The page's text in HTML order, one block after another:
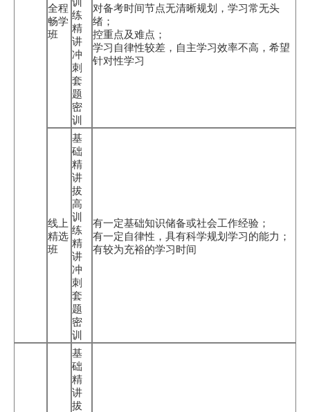
全程
畅学
班
练
精
讲
冲
刺
套
题
密
训
对备考时间节点无清晰规划，学习常无头
绪；
控重点及难点；
学习自律性较差，自主学习效率不高，希望
针对性学习
线上
精选
班
基
础
精
讲
拔
高
训
练
精
讲
冲
刺
套
题
密
训
有一定基础知识储备或社会工作经验；
有一定自律性，具有科学规划学习的能力；
有较为充裕的学习时间
基
础
精
讲
拔